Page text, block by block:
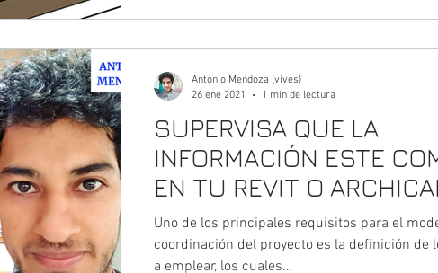
SUPERVISA QUE LA
INFORMACIÓN ESTE
EN TU REVIT O
Uno de los principales requisitos para el
coordinación del proyecto es la definición de
a emplear, los cuales...
Antonio Mendoza (vives)
26 ene 2021
1 min de lectura